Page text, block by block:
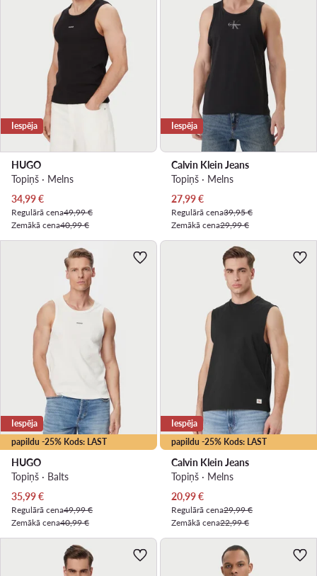
Iespēja
HUGO
Topiņš · Melns
Pašreizējā cena
34,99€
Regulārā cena49,99 €
Zemākā cena40,99 €
Iespēja
Calvin Klein Jeans
Topiņš · Melns
Pašreizējā cena
27,99€
Regulārā cena39,95 €
Zemākā cena29,99 €
papildu -25% Kods: LAST
Iespēja
HUGO
Topiņš · Balts
Pašreizējā cena
35,99€
Regulārā cena49,99 €
Zemākā cena40,99 €
papildu -25% Kods: LAST
Iespēja
Calvin Klein Jeans
Topiņš · Melns
Pašreizējā cena
20,99€
Regulārā cena29,99 €
Zemākā cena22,99 €